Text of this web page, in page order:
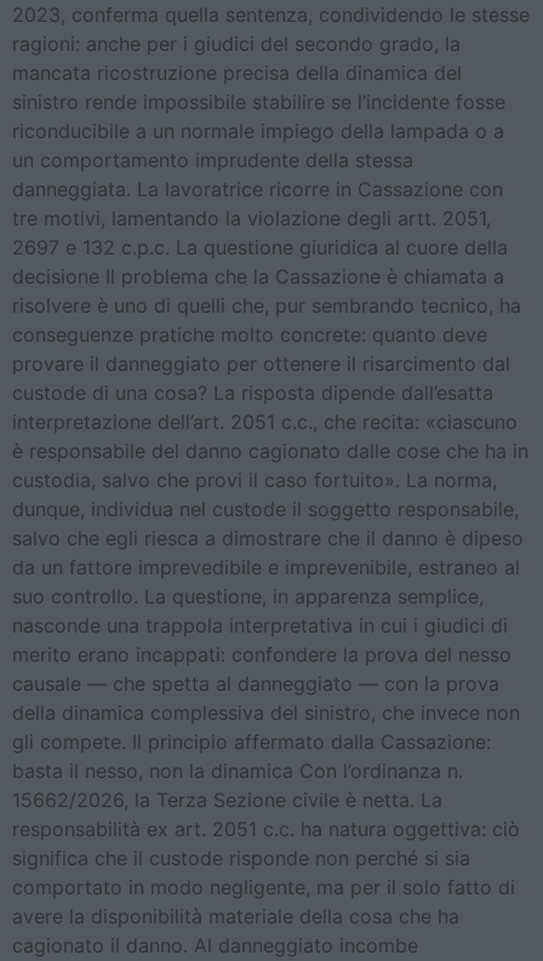
2023, conferma quella sentenza, condividendo le stesse
ragioni: anche per i giudici del secondo grado, la
mancata ricostruzione precisa della dinamica del
sinistro rende impossibile stabilire se l’incidente fosse
riconducibile a un normale impiego della lampada o a
un comportamento imprudente della stessa
danneggiata. La lavoratrice ricorre in Cassazione con
tre motivi, lamentando la violazione degli artt. 2051,
2697 e 132 c.p.c. La questione giuridica al cuore della
decisione Il problema che la Cassazione è chiamata a
risolvere è uno di quelli che, pur sembrando tecnico, ha
conseguenze pratiche molto concrete: quanto deve
provare il danneggiato per ottenere il risarcimento dal
custode di una cosa? La risposta dipende dall’esatta
interpretazione dell’art. 2051 c.c., che recita: «ciascuno
è responsabile del danno cagionato dalle cose che ha in
custodia, salvo che provi il caso fortuito». La norma,
dunque, individua nel custode il soggetto responsabile,
salvo che egli riesca a dimostrare che il danno è dipeso
da un fattore imprevedibile e imprevenibile, estraneo al
suo controllo. La questione, in apparenza semplice,
nasconde una trappola interpretativa in cui i giudici di
merito erano incappati: confondere la prova del nesso
causale — che spetta al danneggiato — con la prova
della dinamica complessiva del sinistro, che invece non
gli compete. Il principio affermato dalla Cassazione:
basta il nesso, non la dinamica Con l’ordinanza n.
15662/2026, la Terza Sezione civile è netta. La
responsabilità ex art. 2051 c.c. ha natura oggettiva: ciò
significa che il custode risponde non perché si sia
comportato in modo negligente, ma per il solo fatto di
avere la disponibilità materiale della cosa che ha
cagionato il danno. Al danneggiato incombe